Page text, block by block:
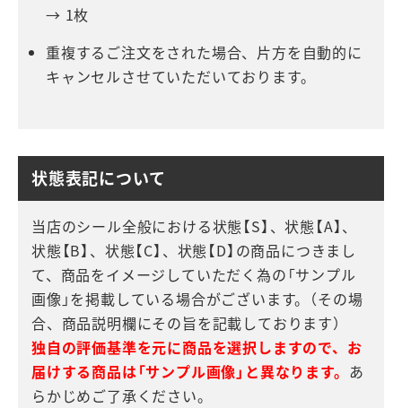
→ 1枚
重複するご注文をされた場合、片方を自動的に
キャンセルさせていただいております。
状態表記について
当店のシール全般における状態【S】、状態【A】、
状態【B】、状態【C】、状態【D】の商品につきまし
て、商品をイメージしていただく為の「サンプル
画像」を掲載している場合がございます。（その場
合、商品説明欄にその旨を記載しております）
独自の評価基準を元に商品を選択しますので、お
届けする商品は「サンプル画像」と異なります。 あ
らかじめご了承ください。